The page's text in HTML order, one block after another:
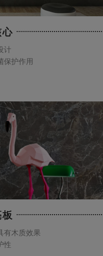
计
保护作用
有木质效果
性